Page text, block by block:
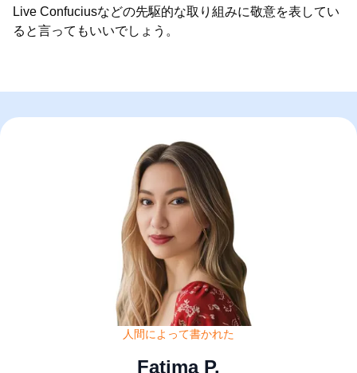
Live Confuciusなどの先駆的な取り組みに敬意を表してい
ると言ってもいいでしょう。
人間によって書かれた
Fatima P.